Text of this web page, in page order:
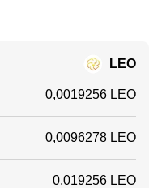
LEO
0,0019256 LEO
0,0096278 LEO
0,019256 LEO